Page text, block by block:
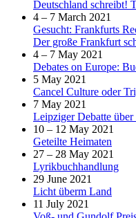
Deutschland schreibt!
4 – 7 March 2021
Gesucht: Frankfurts
Der große Frankfurt
4 – 7 May 2021
Debates on Europe:
5 May 2021
Cancel Culture oder
7 May 2021
Leipziger Debatte
10 – 12 May 2021
Geteilte Heimaten
27 – 28 May 2021
Lyrikbuchhandlung
29 June 2021
Licht überm Land
11 July 2021